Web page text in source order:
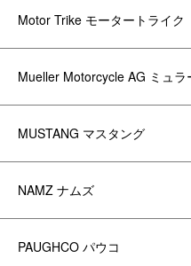
Motor Trike モータートライク
Mueller Motorcycle AG ミュ
MUSTANG マスタング
NAMZ ナムズ
PAUGHCO パウコ